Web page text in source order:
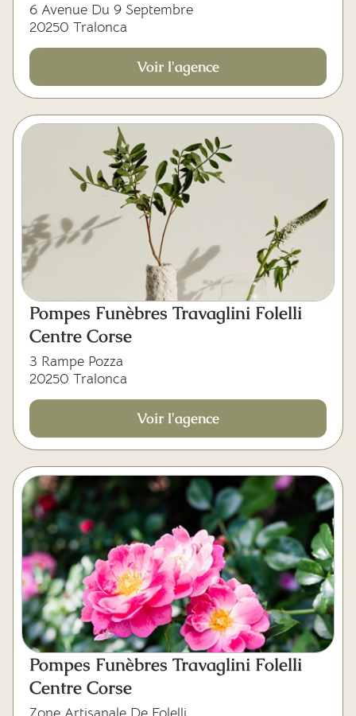
6 Avenue Du 9 Septembre
20250 Tralonca
Voir l'agence
Pompes Funèbres Travaglini Folelli
Centre Corse
3 Rampe Pozza
20250 Tralonca
Voir l'agence
Pompes Funèbres Travaglini Folelli
Centre Corse